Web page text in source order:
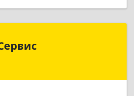
обл, Шахты г, Советская ул,